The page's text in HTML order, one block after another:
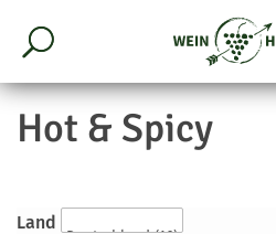
Hot & Spicy
Land